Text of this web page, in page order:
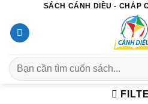
đến
nội
dung
SÁCH CÁNH DIỀU - CHẮP
Search
for: